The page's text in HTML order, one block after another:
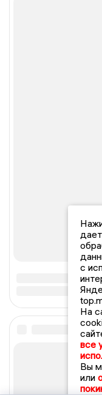
с
На
все
Вы
или